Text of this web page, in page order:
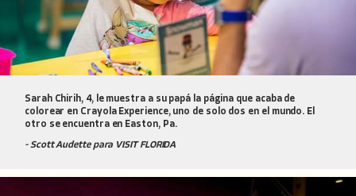
Sarah Chirih, 4, le muestra a su papá la página que acaba de
colorear en Crayola Experience, uno de solo dos en el mundo. El
otro se encuentra en Easton, Pa.
- Scott Audette para VISIT FLORIDA